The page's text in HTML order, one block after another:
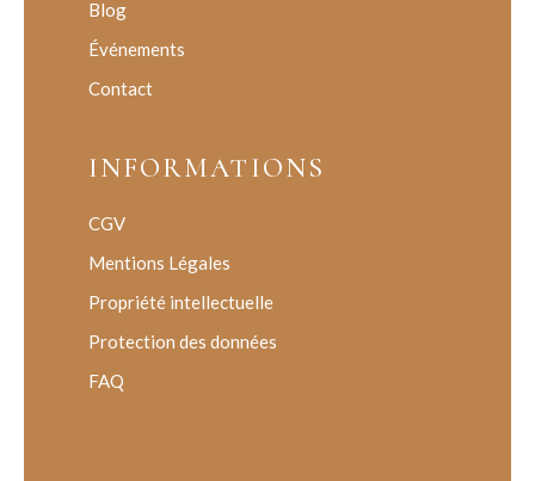
Blog
Événements
Contact
INFORMATIONS
CGV
Mentions Légales
Propriété intellectuelle
Protection des données
FAQ